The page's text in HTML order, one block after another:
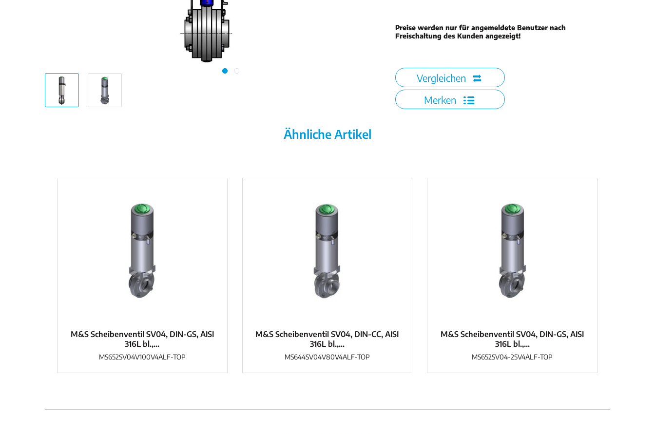
Preise werden nur für angemeldete Benutzer nach
Freischaltung des Kunden angezeigt!
Vergleichen
Merken
Ähnliche Artikel
M&S Scheibenventil SV04, DIN-GS, AISI
316L bl.,...
MS652SV04V100V4ALF-TOP
M&S Scheibenventil SV04, DIN-CC, AISI
316L bl.,...
MS644SV04V80V4ALF-TOP
M&S Scheibenventil SV04, DIN-GS, AISI
316L bl.,...
MS652SV04-25V4ALF-TOP